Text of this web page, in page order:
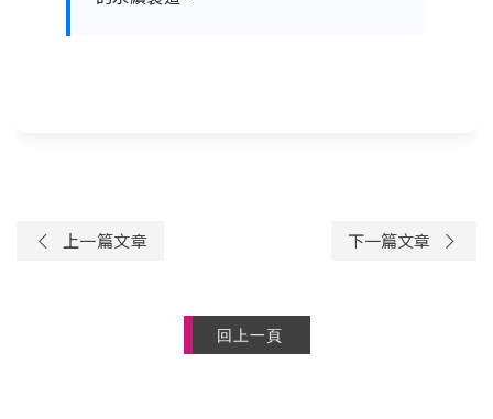
上一篇文章 下一篇文章
回上一頁